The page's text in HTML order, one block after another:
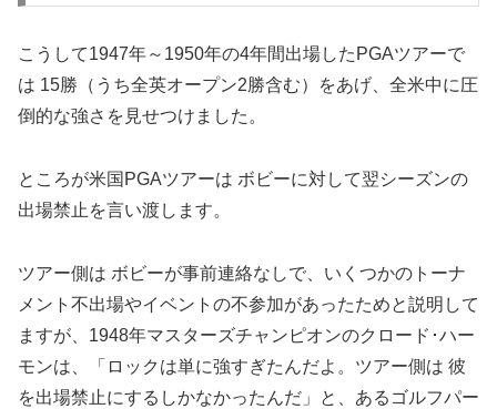
こうして1947年～1950年の4年間出場したPGAツアーで
は 15勝（うち全英オープン2勝含む）をあげ、全米中に圧
倒的な強さを見せつけました。
ところが米国PGAツアーは ボビーに対して翌シーズンの
出場禁止を言い渡します。
ツアー側は ボビーが事前連絡なしで、いくつかのトーナ
メント不出場やイベントの不参加があったためと説明して
ますが、1948年マスターズチャンピオンのクロード･ハー
モンは、「ロックは単に強すぎたんだよ。ツアー側は 彼
を出場禁止にするしかなかったんだ」と、あるゴルフパー